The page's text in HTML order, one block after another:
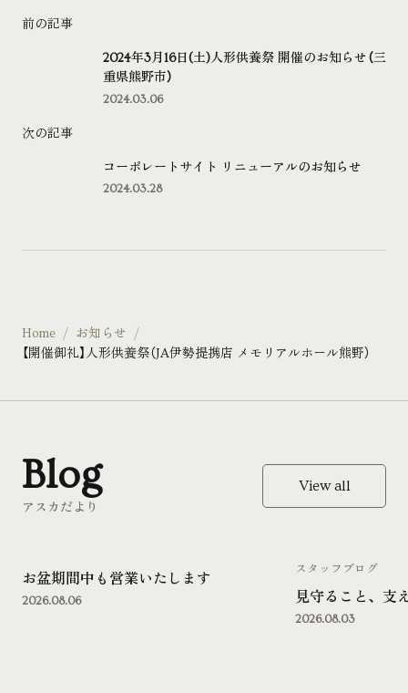
前の記事
2024年3月16日(土)人形供養祭 開催のお知らせ（三
重県熊野市）
2024.03.06
次の記事
コーポレートサイト リニューアルのお知らせ
2024.03.28
Home
お知らせ
【開催御礼】人形供養祭（JA伊勢提携店 メモリアルホール熊野）
アスカだより
Blog View all
お盆期間中も営業いたします
2026.08.06 見守ること、支
スタッフブログ
2026.08.03